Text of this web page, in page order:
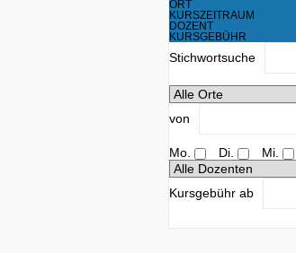
ORT
KURSZEITRAUM
DOZENT
KURSGEBÜHR
Stichwortsuche
von
Mo. Di. Mi.
Kursgebühr ab